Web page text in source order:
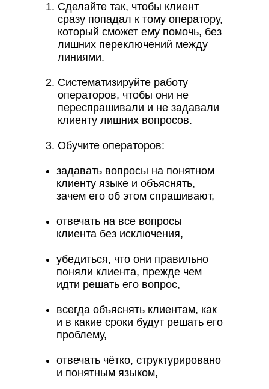
Сделайте так, чтобы клиент
сразу попадал к тому оператору,
который сможет ему помочь, без
лишних переключений между
линиями.
Систематизируйте работу
операторов, чтобы они не
переспрашивали и не задавали
клиенту лишних вопросов.
Обучите операторов:
задавать вопросы на понятном
клиенту языке и объяснять,
зачем его об этом спрашивают,
отвечать на все вопросы
клиента без исключения,
убедиться, что они правильно
поняли клиента, прежде чем
идти решать его вопрос,
всегда объяснять клиентам, как
и в какие сроки будут решать его
проблему,
отвечать чётко, структурировано
и понятным языком,